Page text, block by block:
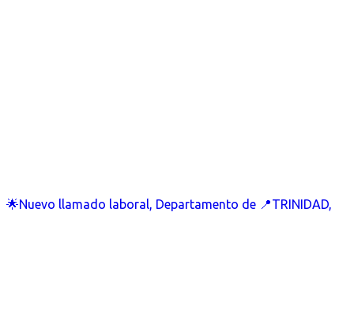
🌟Nuevo llamado laboral, Departamento de 📍TRINIDAD,